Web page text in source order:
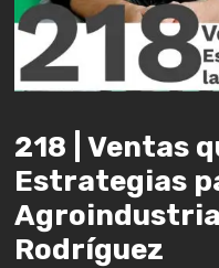
218 | Ventas
Estrategias
Rodríguez